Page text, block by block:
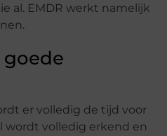
al. EMDR werkt namelijk
goede
er volledig de tijd voor
wordt volledig erkend en